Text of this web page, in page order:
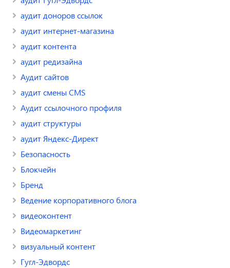
аудит доноров ссылок
аудит интернет-магазина
аудит контента
аудит редизайна
Аудит сайтов
аудит смены CMS
Аудит ссылочного профиля
аудит структуры
аудит Яндекс-Директ
Безопасность
Блокчейн
Бренд
Ведение корпоративного блога
видеоконтент
Видеомаркетинг
визуальный контент
Гугл-Эдвордс